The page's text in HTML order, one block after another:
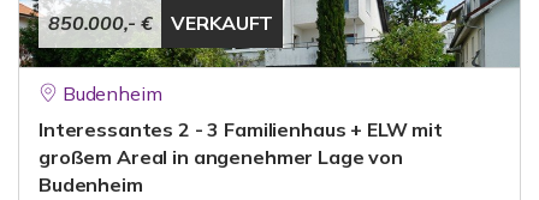
850.000,- € VERKAUFT
Budenheim
Interessantes 2 - 3 Familienhaus + ELW mit
großem Areal in angenehmer Lage von
Budenheim